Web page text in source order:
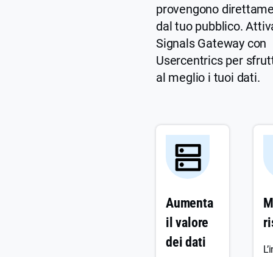
provengono
dal tuo pubblico.
Signals Gateway con
Usercentrics per
al meglio i tuoi dati.
Aumenta
il valore
dei dati